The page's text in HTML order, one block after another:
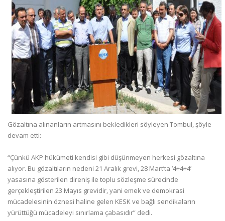
Gözaltına alınanların artmasını bekledikleri söyleyen Tombul, şöyle
devam etti:
“Çünkü AKP hükümeti kendisi gibi düşünmeyen herkesi gözaltına
alıyor. Bu gözaltıların nedeni 21 Aralık grevi, 28 Mart’ta ’4+4+4’
yasasına gösterilen direniş ile toplu sözleşme sürecinde
gerçekleştirilen 23 Mayıs grevidir, yani emek ve demokrasi
mücadelesinin öznesi haline gelen KESK ve bağlı sendikaların
yürüttüğü mücadeleyi sınırlama çabasıdır” dedi.